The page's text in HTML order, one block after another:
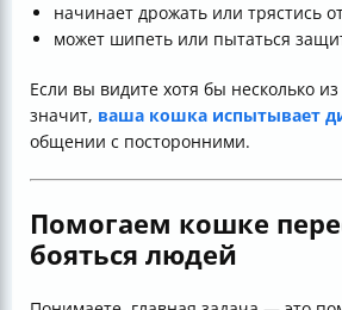
начинает дрожать или трястись
может шипеть или пытаться
Если вы видите хотя бы несколько
значит, ваша кошка испытывает
общении с посторонними.
Помогаем кошке
бояться людей